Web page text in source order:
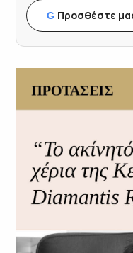
G Προσθέστε